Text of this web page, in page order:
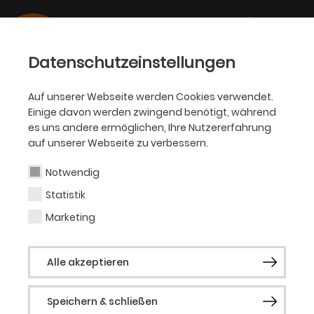
Datenschutzeinstellungen
Auf unserer Webseite werden Cookies verwendet.
Einige davon werden zwingend benötigt, während
es uns andere ermöglichen, Ihre Nutzererfahrung
auf unserer Webseite zu verbessern.
Notwendig
Statistik
Marketing
Alle akzeptieren
Speichern & schließen
07.04.2025 THEATER, OPER, BALLETT,
PHILHARMONIKER
Die Kontinuität des
Erfolgs und zwei
Neuanfänge
Oper, Ballett und Philharmoniker stellen ihre
Spielpläne 2025|26 vor